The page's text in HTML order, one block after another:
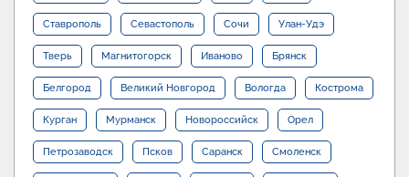
Ставрополь Севастополь Сочи Улан-Удэ
Тверь Магнитогорск Иваново Брянск
Белгород Великий Новгород Вологда Кострома
Курган Мурманск Новороссийск Орел
Петрозаводск Псков Саранск Смоленск